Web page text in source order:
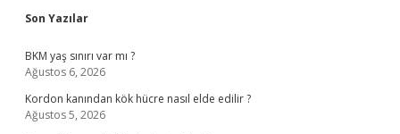
Sidebar
Son Yazılar
BKM yaş sınırı var mı ?
Ağustos 6, 2026
Kordon kanından kök hücre nasıl elde edilir ?
Ağustos 5, 2026